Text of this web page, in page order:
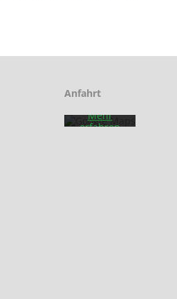
Anfahrt
akzeptieren
von
Mehr
erfahren